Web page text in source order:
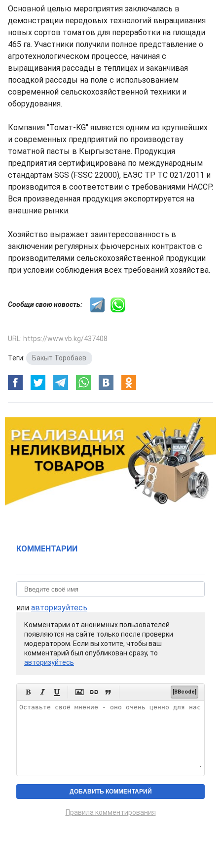
Основной целью мероприятия заключалась в
демонстрации передовых технологий выращивания
новых сортов томатов для переработки на площади
465 га. Участники получили полное представление о
агротехнологическом процессе, начиная с
выращивания рассады в теплицах и заканчивая
посадкой рассады на поле с использованием
современной сельскохозяйственной техники и
оборудования.
Компания "Томат-KG" является одним из крупнейших
и современных предприятий по производству
томатной пасты в Кыргызстане. Продукция
предприятия сертифицирована по международным
стандартам SGS (FSSC 22000), ЕАЭС ТР ТС 021/2011 и
производится в соответствии с требованиями HACCP.
Вся произведенная продукция экспортируется на
внешние рынки.
Хозяйство выражает заинтересованность в
заключении регулярных фьючерсных контрактов с
производителями сельскохозяйственной продукции
при условии соблюдения всех требований хозяйства.
Сообщи свою новость:
URL: https://www.vb.kg/437408
Теги: Бакыт Торобаев
КОММЕНТАРИИ
или авторизуйтесь
Комментарии от анонимных пользователей
появляются на сайте только после проверки
модератором. Если вы хотите, чтобы ваш
комментарий был опубликован сразу, то
авторизуйтесь
      [BBcode]
Правила комментирования